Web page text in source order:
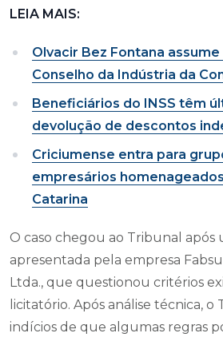
LEIA MAIS:
Olvacir Bez Fontana
Conselho da Indústria da
Beneficiários do INSS têm
devolução de descontos
Criciumense entra para
empresários
Catarina
O caso chegou ao Tribunal após
apresentada pela empresa
Ltda., que questionou critérios
licitatório. Após análise técnica, o
indícios de que algumas regras